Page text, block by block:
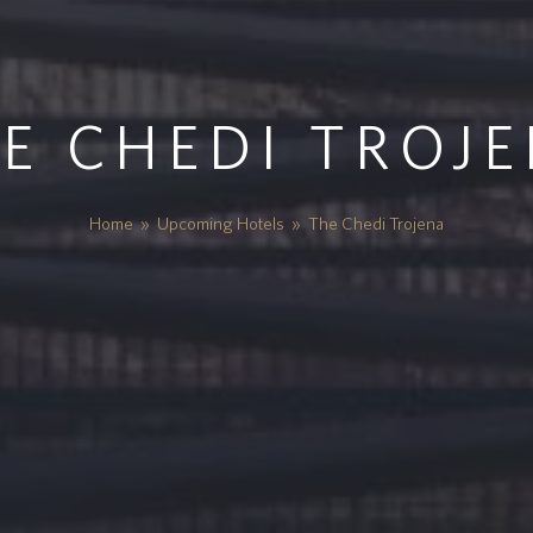
CHEDI
Home» Upcoming Hotels » The Chedi Trojena